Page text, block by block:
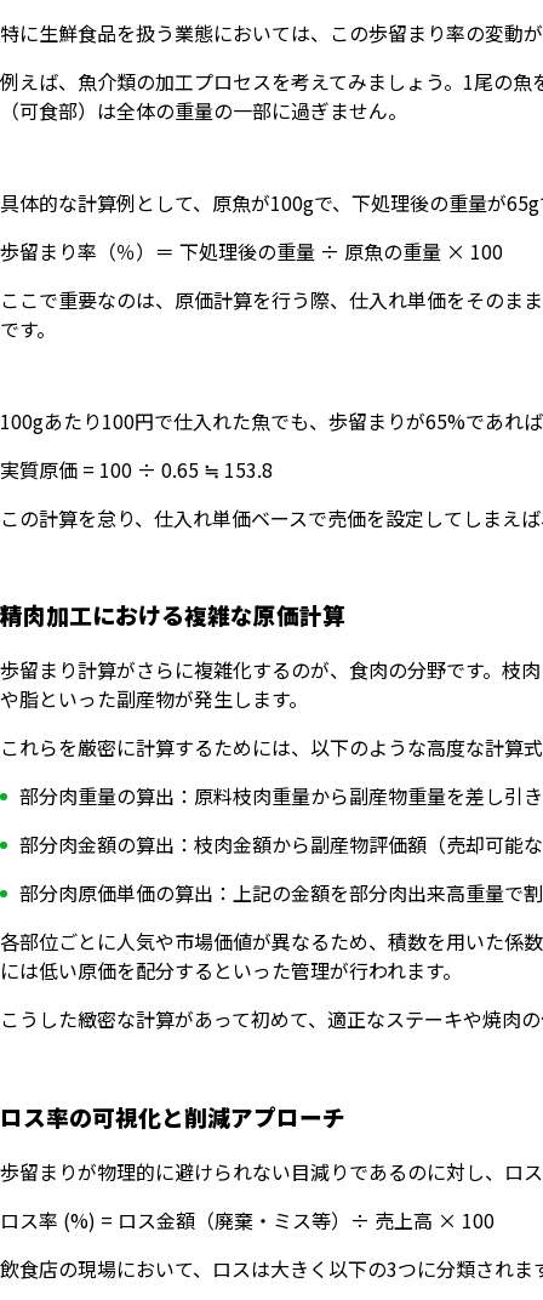
特に生鮮食品を扱う業態においては、この歩留まり率の変動
例えば、魚介類の加工プロセスを考えてみましょう。1尾の
（可食部）は全体の重量の一部に過ぎません。
具体的な計算例として、原魚が100gで、下処理後の重量が
歩留まり率（％）＝ 下処理後の重量 ÷ 原魚の重量 × 100
ここで重要なのは、原価計算を行う際、仕入れ単価をそのま
です。
100gあたり100円で仕入れた魚でも、歩留まりが65%であれ
実質原価 = 100 ÷ 0.65 ≒ 153.8
この計算を怠り、仕入れ単価ベースで売価を設定してしまえ
精肉加工における複雑な原価計算
歩留まり計算がさらに複雑化するのが、食肉の分野です。枝
や脂といった副産物が発生します。
これらを厳密に計算するためには、以下のような高度な計算
部分肉重量の算出：原料枝肉重量から副産物重量を差し引
部分肉金額の算出：枝肉金額から副産物評価額（売却可能
部分肉原価単価の算出：上記の金額を部分肉出来高重量で
各部位ごとに人気や市場価値が異なるため、積数を用いた係
には低い原価を配分するといった管理が行われます。
こうした緻密な計算があって初めて、適正なステーキや焼肉
ロス率の可視化と削減アプローチ
歩留まりが物理的に避けられない目減りであるのに対し、ロ
ロス率 (%) = ロス金額（廃棄・ミス等）÷ 売上高 × 100
飲食店の現場において、ロスは大きく以下の3つに分類されま